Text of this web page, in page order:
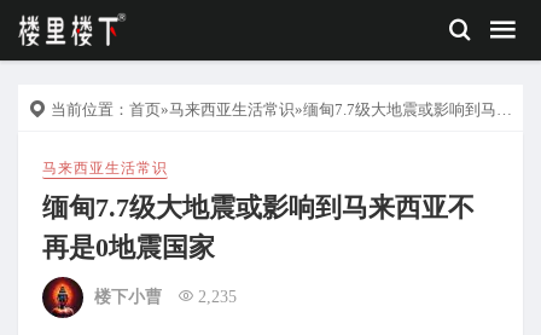
当前位置： 首页»马来西亚生活常识»缅甸7.7级大地震或影响到马来西亚不再是0地震国家
马来西亚生活常识
缅甸7.7级大地震或影响到马来西亚不
再是0地震国家
楼下小曹 2,235